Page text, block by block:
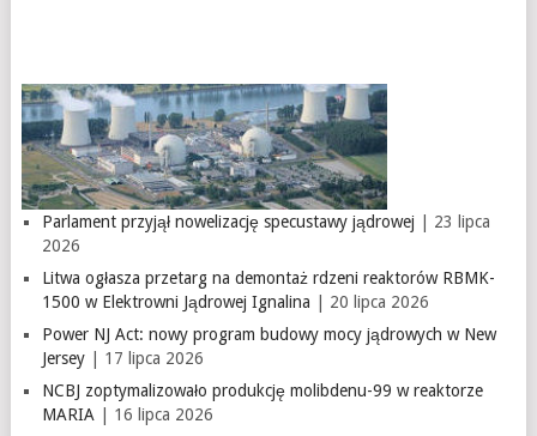
Parlament przyjął nowelizację specustawy jądrowej | 23 lipca
2026
Litwa ogłasza przetarg na demontaż rdzeni reaktorów RBMK-
1500 w Elektrowni Jądrowej Ignalina | 20 lipca 2026
Power NJ Act: nowy program budowy mocy jądrowych w New
Jersey| 17 lipca 2026
NCBJ zoptymalizowało produkcję molibdenu-99 w reaktorze
MARIA| 16 lipca 2026